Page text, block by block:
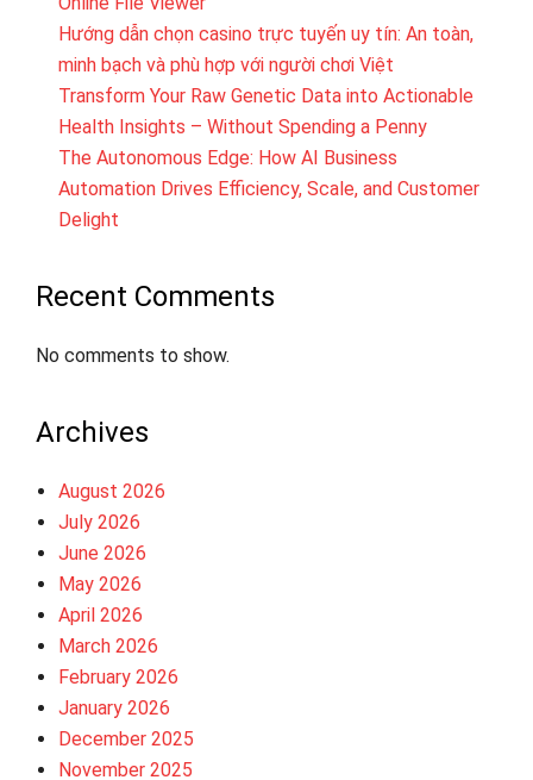
Hướng dẫn chọn casino trực tuyến uy tín: An toàn,
minh bạch và phù hợp với người chơi Việt
Transform Your Raw Genetic Data into Actionable
Health Insights – Without Spending a Penny
The Autonomous Edge: How AI Business
Automation Drives Efficiency, Scale, and Customer
Delight
Recent Comments
No comments to show.
Archives
August 2026
July 2026
June 2026
May 2026
April 2026
March 2026
February 2026
January 2026
December 2025
November 2025